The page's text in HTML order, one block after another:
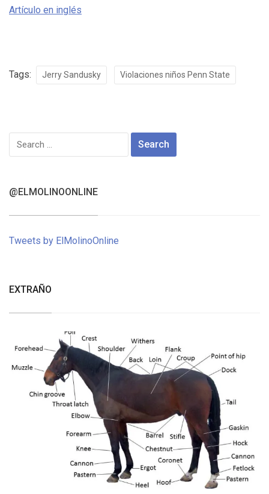
Artículo en inglés
Tags: Jerry Sandusky Violaciones niños Penn State
Search
for:
@ELMOLINOONLINE
Tweets by ElMolinoOnline
EXTRAÑO